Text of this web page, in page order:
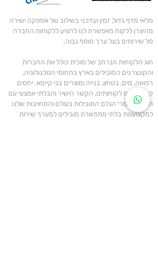
מלאי מדף גדול, זמין ועדכני בשילוב של אספקה ישירה
מהיצרן ללקוח מאפשרת לנו להציע ללקוחות החברה
סל שירותים בעל ערך מוסף גבוה.
חוג הלקוחות הנרחב של סוכית כולל את החברות
והקונצרנים המובילים בארץ בתחומי הטכנולוגיה,
רפואה, מים, בטחון, בנייה ומוצרים בני קיימא. יחסים
קרובים עם לקוחותינו, הקשר הישיר והבלתי אמצעי עם
חברות חומרי הגלם המובילות בעולם והמחויבות שלנו
למקצוענות בלתי מתפשרת מובילים למערך שירות